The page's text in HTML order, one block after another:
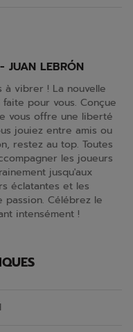
JUAN LEBRÓN
à vibrer ! La nouvelle
pour vous. Conçue
vous offre une liberté
jouiez entre amis ou
restez au top. Toutes
les joueurs
jusqu'aux
éclatantes et les
Célébrez le
intensément !